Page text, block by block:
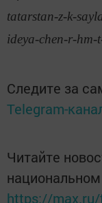
tatarstan-z-k-
ideya-chen-r-hm-
Следите за
Telegram-
Читайте
https://